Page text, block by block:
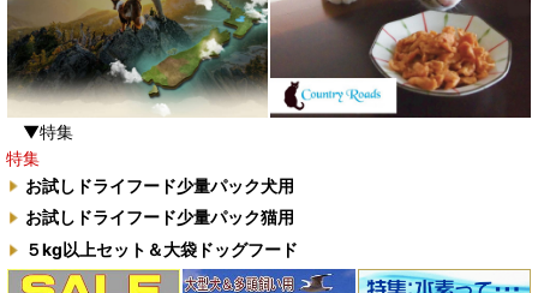
▼特集
特集
お試しドライフード少量パック犬用
お試しドライフード少量パック猫用
５kg以上セット＆大袋ドッグフード